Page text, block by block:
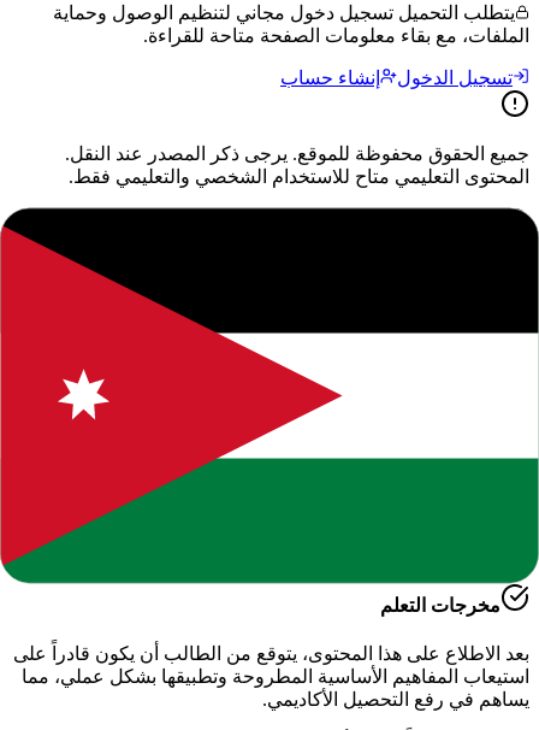
يتطلب التحميل تسجيل دخول مجاني لتنظيم الوصول وحماية
الملفات، مع بقاء معلومات الصفحة متاحة للقراءة.
تسجيل الدخول إنشاء حساب
جميع الحقوق محفوظة للموقع. يرجى ذكر المصدر عند النقل.
المحتوى التعليمي متاح للاستخدام الشخصي والتعليمي فقط.
يقدم لكم موقعنا هذا المحتوى المتميز بعنوان"
ضمن قسم
، وهو جزء من الموارد التعليمية الشاملة التي
نوفرها للطلاب والمعلمين للعام الدراسي
الدراسية
إعداده بعناية ليتوافق مع المناهج الدراسية الحديثة وتلبية احتياجات
مخرجات التعلم
بعد الاطلاع على هذا المحتوى، يتوقع من الطالب أن يكون قادراً على
استيعاب المفاهيم الأساسية المطروحة وتطبيقها بشكل عملي، مما
يساهم في رفع التحصيل الأكاديمي.